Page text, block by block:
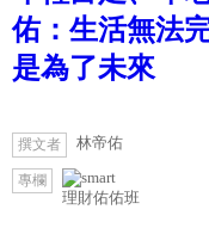
佑：生活無法
是為了未來
撰文者 林帝佑
專欄
理財佑佑班